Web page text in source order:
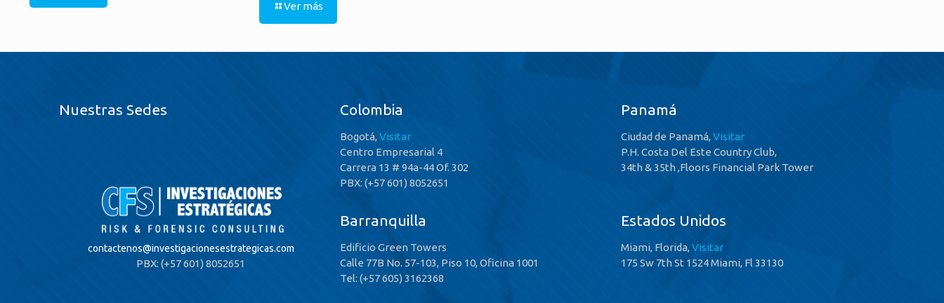
Ver más
Nuestras Sedes
contactenos@investigacionesestrategicas.com
PBX: (+57 601) 8052651
Colombia
Bogotá,Visitar
Centro Empresarial 4
Carrera 13 # 94a-44 Of. 302
PBX: (+57 601) 8052651
Barranquilla
Edificio Green Towers
Calle 77B No. 57-103, Piso 10, Oficina 1001
Tel: (+57 605) 3162368
Panamá
Ciudad de Panamá,Visitar
P.H. Costa Del Este Country Club,
34th & 35th ,Floors Financial Park Tower
Estados Unidos
Miami, Florida,Visitar
175 Sw 7th St 1524 Miami, Fl 33130